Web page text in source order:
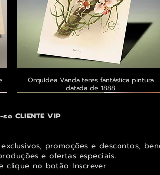
Visualização rápida
Orquídea Vanda teres fantástica pintura
datada de 1888
se CLIENTE VIP
promoções e descontos,
e ofertas especiais.
clique no botão Inscrever.